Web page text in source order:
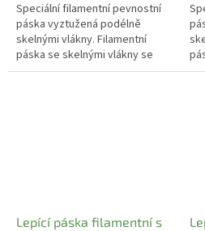
Speciální filamentní pevnostní
páska vyztužená podélně
skelnými vlákny. Filamentní
páska se skelnými vlákny se
používá např. k pevnému lepení
Lepící páska filamentní s